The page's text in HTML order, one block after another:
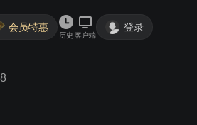
会员特惠
历史 客户端
登录